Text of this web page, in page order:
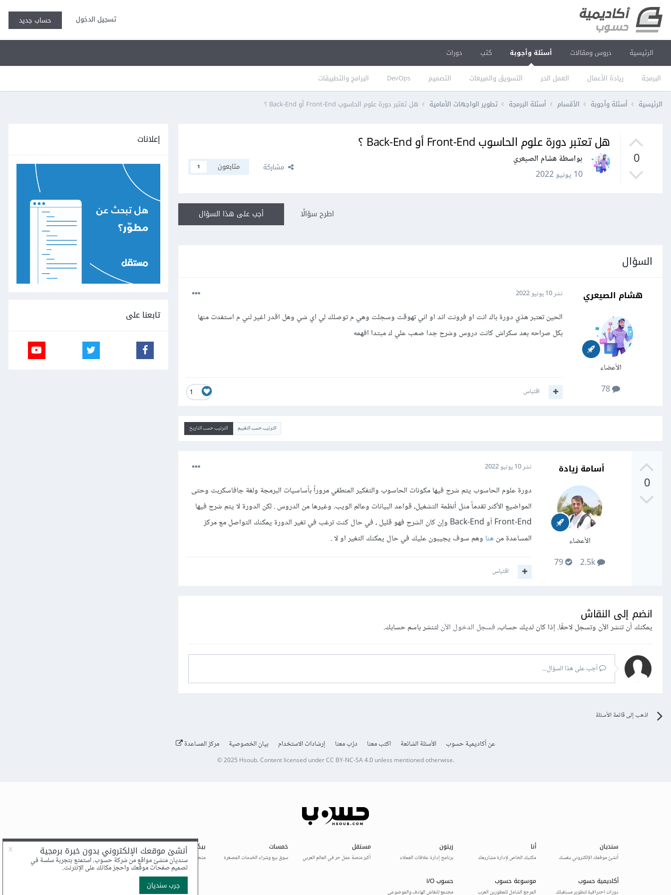
تسجيل الدخول حساب جديد
الرئيسية دروس ومقالات أسئلة وأجوبة
البرمجة ريادة الأعمال العمل الحر التسويق والمبيعات التصميم DevOps البرامج والتطبيقات
كتب دورات
الرئيسية أسئلة وأجوبة الأقسام أسئلة البرمجة تطوير الواجهات الأمامية هل تعتبر دورة علوم الحاسوب Front-End أو Back-End ؟
0
هل تعتبر دورة علوم الحاسوب Front-End أو Back-End ؟
بواسطة هشام الصيعري
10 يونيو 2022
مشاركة متابعون 1
أجب على هذا السؤال اطرح سؤالًا
السؤال
هشام الصيعري
الأعضاء
نشر10 يونيو 2022
الحين تعتبر هذي دورة باك انت او فرونت اند او اني تهوقت وسجلت وهي م توصلك لي اي شي وهل اقدر اغير لني م استفدت منها
بكل صراحه بعد سكراش كانت دروس وشرح جدا صعب علي ك مبتدا افهمه
1 اقتباس
الترتيب حسب التقييم الترتيب حسب التاريخ
0
أسامة زيادة
الأعضاء
نشر10 يونيو 2022
دورة علوم الحاسوب يتم شرح فيها مكونات الحاسوب والتفكير المنطقي مروراً بأساسيات البرمجة ولغة جافاسكربت وحتى
المواضيع الأكثر تقدماً مثل أنظمة التشغيل، قواعد البيانات وعالم الويب. وغيرها من الدروس . لكن الدورة لا يتم شرح فيها
Front-End أو Back-End وإن كان الشرح فهو قليل ، في حال كنت ترغب في تغير الدورة يمكنك التواصل مع مركز
المساعدة منهنا وهم سوف يجيبون عليك في حال يمكنك التغير او لا .
اقتباس
انضم إلى النقاش
يمكنك أن تنشر الآن وتسجل لاحقًا. إذا كان لديك حساب،فسجل الدخول الآنلتنشر باسم حسابك.
أجب على هذا السؤال...
اذهب إلى قائمة الأسئلة
إعلانات
تابعنا على
عن أكاديمية حسوب الأسئلة الشائعة اكتب معنا درّب معنا إرشادات الاستخدام بيان الخصوصية مركز المساعدة
© 2025 Hsoub.Content licensed underCC BY-NC-SA 4.0unless mentioned otherwise.